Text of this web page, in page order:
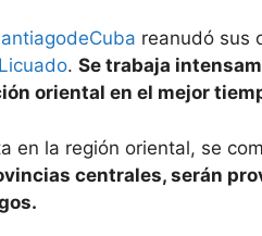
reanudó sus
. Se trabaja
oriental en el mejor
en la región oriental, se
centrales, serán